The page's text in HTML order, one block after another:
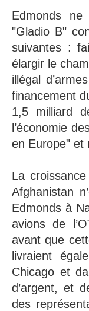
Edmonds
"Gladio B"
suivantes :
élargir le
illégal
financement
1,5 milliard
l’économie
en Europe" et
La
Afghanistan
Edmonds à
avions de
avant que
livraient
Chicago et
d’argent, et
des